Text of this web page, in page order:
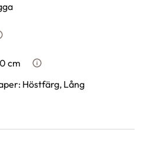
är odlingszon?
cm Hur vi mäter leveranshöjd på
: Höstfärg, Lång